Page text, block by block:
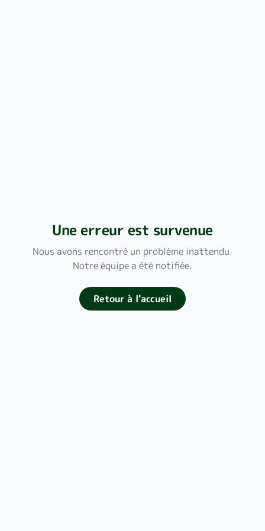
Une erreur est survenue
Nous avons rencontré un problème inattendu.
Notre équipe a été notifiée.
Retour à l'accueil